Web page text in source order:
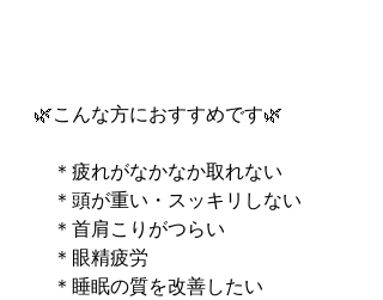
🌿こんな方におすすめです🌿
＊疲れがなかなか取れない
＊頭が重い・スッキリしない
＊首肩こりがつらい
＊眼精疲労
＊睡眠の質を改善したい